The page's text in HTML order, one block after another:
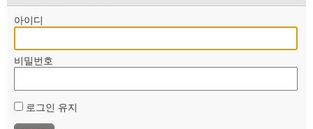
아이디
비밀번호
로그인 유지
부설기관